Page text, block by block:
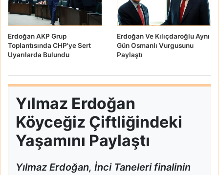
Erdoğan AKP Grup
Toplantısında CHP'ye Sert
Uyarılarda Bulundu
Erdoğan Ve Kılıçdaroğlu Aynı
Gün Osmanlı Vurgusunu
Paylaştı
Yılmaz Erdoğan
Köyceğiz Çiftliğindeki
Yaşamını Paylaştı
Yılmaz Erdoğan, İnci Taneleri finalinin